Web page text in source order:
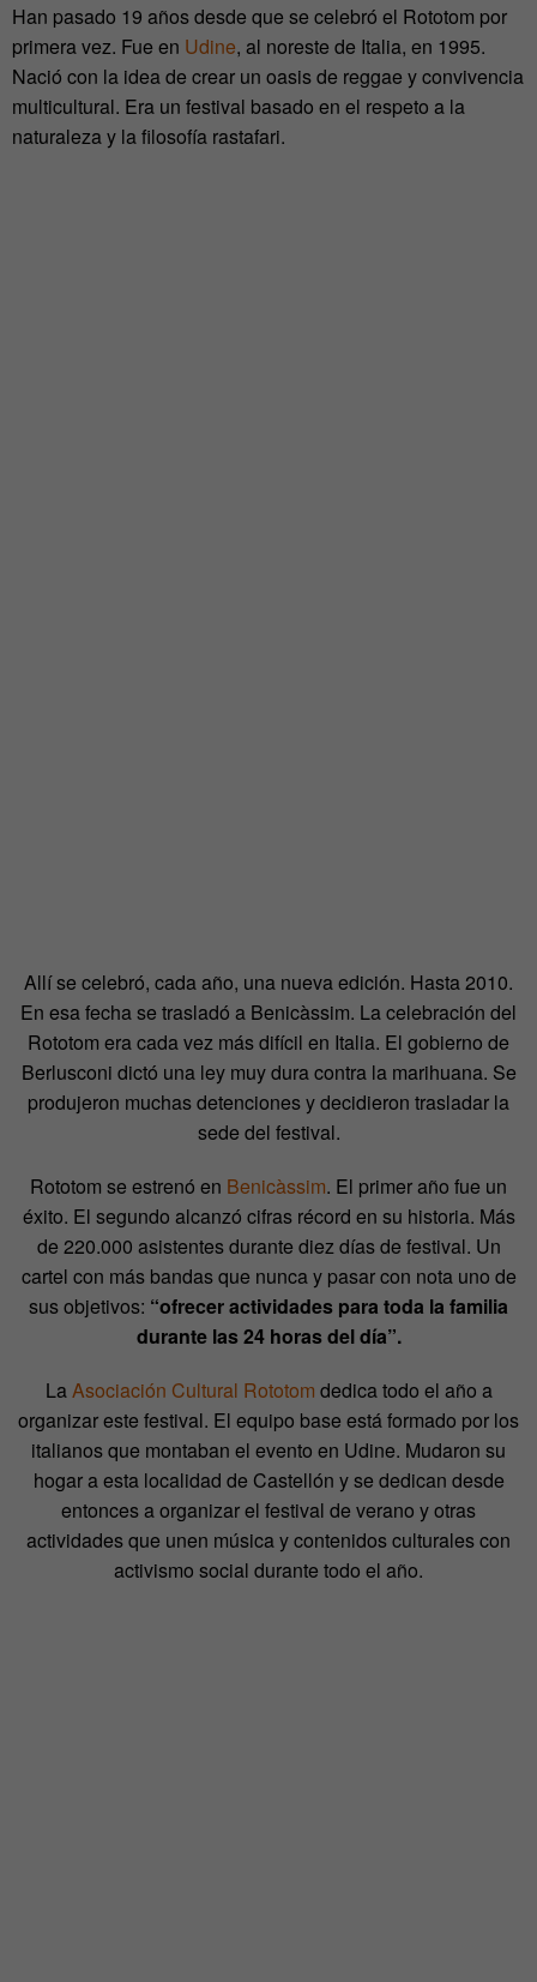
Han pasado 19 años desde que se celebró el Rototom por
primera vez. Fue en Udine, al noreste de Italia, en 1995.
Nació con la idea de crear un oasis de reggae y convivencia
multicultural. Era un festival basado en el respeto a la
naturaleza y la filosofía rastafari.
Allí se celebró, cada año, una nueva edición. Hasta 2010.
En esa fecha se trasladó a Benicàssim. La celebración del
Rototom era cada vez más difícil en Italia. El gobierno de
Berlusconi dictó una ley muy dura contra la marihuana. Se
produjeron muchas detenciones y decidieron trasladar la
sede del festival.
Rototom se estrenó en Benicàssim. El primer año fue un
éxito. El segundo alcanzó cifras récord en su historia. Más
de 220.000 asistentes durante diez días de festival. Un
cartel con más bandas que nunca y pasar con nota uno de
sus objetivos: “ofrecer actividades para toda la familia
durante las 24 horas del día”.
LaAsociación Cultural Rototom dedica todo el año a
organizar este festival. El equipo base está formado por los
italianos que montaban el evento en Udine. Mudaron su
hogar a esta localidad de Castellón y se dedican desde
entonces a organizar el festival de verano y otras
actividades que unen música y contenidos culturales con
activismo social durante todo el año.